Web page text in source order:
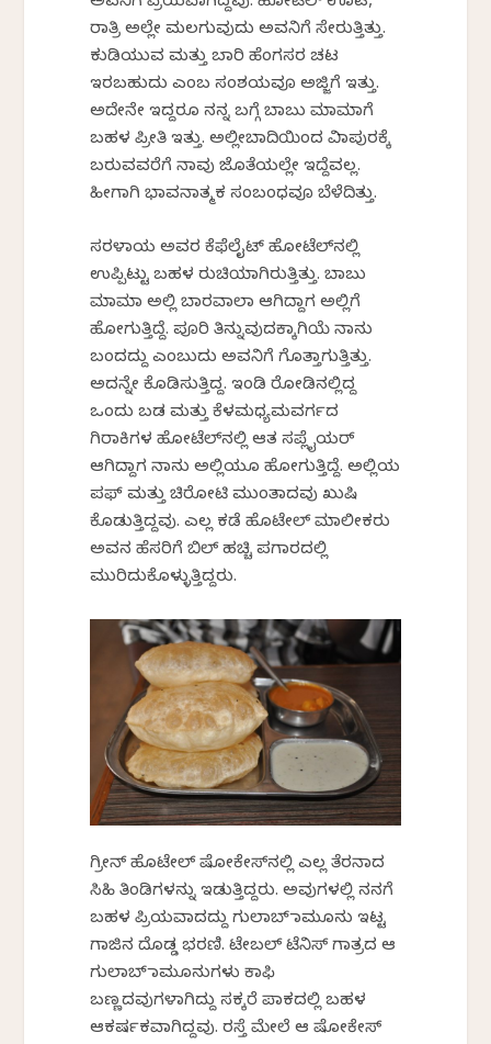
ರಾತ್ರಿ ಅಲ್ಲೇ ಮಲಗುವುದು ಅವನಿಗೆ ಸೇರುತ್ತಿತ್ತು.
ಕುಡಿಯುವ ಮತ್ತು ಬಜಾರಿ ಹೆಂಗಸರ ಚಟ
ಇರಬಹುದು ಎಂಬ ಸಂಶಯವೂ ಅಜ್ಜಿಗೆ ಇತ್ತು.
ಅದೇನೇ ಇದ್ದರೂ ನನ್ನ ಬಗ್ಗೆ ಬಾಬು ಮಾಮಾಗೆ
ಬಹಳ ಪ್ರೀತಿ ಇತ್ತು. ಅಲ್ಲೀಬಾದಿಯಿಂದ ವಿಜಾಪುರಕ್ಕೆ
ಬರುವವರೆಗೆ ನಾವು ಜೊತೆಯಲ್ಲೇ ಇದ್ದೆವಲ್ಲ.
ಹೀಗಾಗಿ ಭಾವನಾತ್ಮಕ ಸಂಬಂಧವೂ ಬೆಳೆದಿತ್ತು.
ಸರಳಾಯ ಅವರ ಕೆಫೆಲೈಟ್ ಹೋಟೆಲ್‌ನಲ್ಲಿ
ಉಪ್ಪಿಟ್ಟು ಬಹಳ ರುಚಿಯಾಗಿರುತ್ತಿತ್ತು. ಬಾಬು
ಮಾಮಾ ಅಲ್ಲಿ ಬಾರವಾಲಾ ಆಗಿದ್ದಾಗ ಅಲ್ಲಿಗೆ
ಹೋಗುತ್ತಿದ್ದೆ. ಪೂರಿ ತಿನ್ನುವುದಕ್ಕಾಗಿಯೆ ನಾನು
ಬಂದದ್ದು ಎಂಬುದು ಅವನಿಗೆ ಗೊತ್ತಾಗುತ್ತಿತ್ತು.
ಅದನ್ನೇ ಕೊಡಿಸುತ್ತಿದ್ದ. ಇಂಡಿ ರೋಡಿನಲ್ಲಿದ್ದ
ಒಂದು ಬಡ ಮತ್ತು ಕೆಳಮಧ್ಯಮವರ್ಗದ
ಗಿರಾಕಿಗಳ ಹೋಟೆಲ್‌ನಲ್ಲಿ ಆತ ಸಪ್ಲೈಯರ್
ಆಗಿದ್ದಾಗ ನಾನು ಅಲ್ಲಿಯೂ ಹೋಗುತ್ತಿದ್ದೆ. ಅಲ್ಲಿಯ
ಪಫ್ ಮತ್ತು ಚಿರೋಟಿ ಮುಂತಾದವು ಖುಷಿ
ಕೊಡುತ್ತಿದ್ದವು. ಎಲ್ಲ ಕಡೆ ಹೊಟೇಲ್ ಮಾಲೀಕರು
ಅವನ ಹೆಸರಿಗೆ ಬಿಲ್ ಹಚ್ಚಿ ಪಗಾರದಲ್ಲಿ
ಮುರಿದುಕೊಳ್ಳುತ್ತಿದ್ದರು.
ಗ್ರೀನ್ ಹೊಟೇಲ್ ಷೋಕೇಸ್‌ನಲ್ಲಿ ಎಲ್ಲ ತೆರನಾದ
ಸಿಹಿ ತಿಂಡಿಗಳನ್ನು ಇಡುತ್ತಿದ್ದರು. ಅವುಗಳಲ್ಲಿ ನನಗೆ
ಬಹಳ ಪ್ರಿಯವಾದದ್ದು ಗುಲಾಬ್‌ ಜಾಮೂನು ಇಟ್ಟ
ಗಾಜಿನ ದೊಡ್ಡ ಭರಣಿ. ಟೇಬಲ್ ಟೆನಿಸ್ ಗಾತ್ರದ ಆ
ಗುಲಾಬ್‌ ಜಾಮೂನುಗಳು ಕಾಫಿ
ಬಣ್ಣದವುಗಳಾಗಿದ್ದು ಸಕ್ಕರೆ ಪಾಕದಲ್ಲಿ ಬಹಳ
ಆಕರ್ಷಕವಾಗಿದ್ದವು. ರಸ್ತೆ ಮೇಲೆ ಆ ಷೋಕೇಸ್